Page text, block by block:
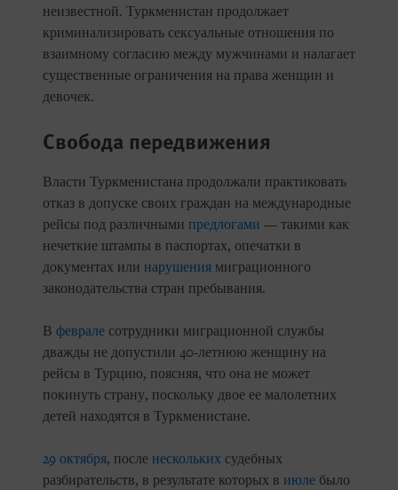
неизвестной. Туркменистан продолжает
криминализировать сексуальные отношения по
взаимному согласию между мужчинами и налагает
существенные ограничения на права женщин и
девочек.
Свобода передвижения
Власти Туркменистана продолжали практиковать
отказ в допуске своих граждан на международные
рейсы под различными предлогами — такими как
нечеткие штампы в паспортах, опечатки в
документах или нарушения миграционного
законодательства стран пребывания.
В феврале сотрудники миграционной службы
дважды не допустили 40-летнюю женщину на
рейсы в Турцию, поясняя, что она не может
покинуть страну, поскольку двое ее малолетних
детей находятся в Туркменистане.
29 октября, после нескольких судебных
разбирательств, в результате которых в июле было